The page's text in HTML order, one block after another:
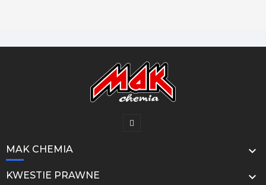
MAK CHEMIA 
KWESTIE PRAWNE 